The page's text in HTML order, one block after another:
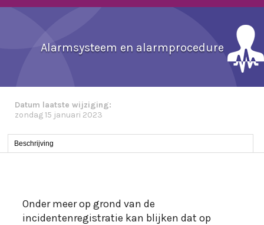
Alarmsysteem en alarmprocedure
Beschrijving
Onder meer op grond van de
incidentenregistratie kan blijken dat op
Datum laatste wijziging:
zondag 15 januari 2023